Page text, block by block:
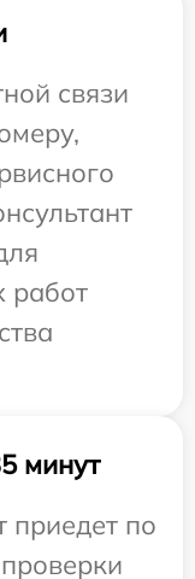
связи
работ
минут
приедет по